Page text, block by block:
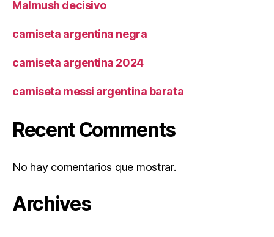
Malmush decisivo
camiseta argentina negra
camiseta argentina 2024
camiseta messi argentina barata
Recent Comments
No hay comentarios que mostrar.
Archives